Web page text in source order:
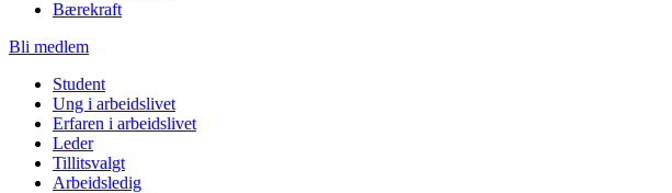
Bærekraft
Bli medlem
Student
Ung i arbeidslivet
Erfaren i arbeidslivet
Leder
Tillitsvalgt
Arbeidsledig